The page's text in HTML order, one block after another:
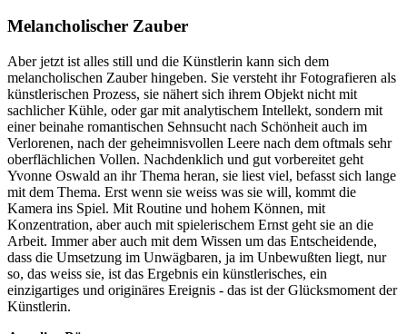
Melancholischer Zauber
Aber jetzt ist alles still und die Künstlerin kann sich dem
melancholischen Zauber hingeben. Sie versteht ihr Fotografieren als
künstlerischen Prozess, sie nähert sich ihrem Objekt nicht mit
sachlicher Kühle, oder gar mit analytischem Intellekt, sondern mit
einer beinahe romantischen Sehnsucht nach Schönheit auch im
Verlorenen, nach der geheimnisvollen Leere nach dem oftmals sehr
oberflächlichen Vollen. Nachdenklich und gut vorbereitet geht
Yvonne Oswald an ihr Thema heran, sie liest viel, befasst sich lange
mit dem Thema. Erst wenn sie weiss was sie will, kommt die
Kamera ins Spiel. Mit Routine und hohem Können, mit
Konzentration, aber auch mit spielerischem Ernst geht sie an die
Arbeit. Immer aber auch mit dem Wissen um das Entscheidende,
dass die Umsetzung im Unwägbaren, ja im Unbewußten liegt, nur
so, das weiss sie, ist das Ergebnis ein künstlerisches, ein
einzigartiges und originäres Ereignis - das ist der Glücksmoment der
Künstlerin.